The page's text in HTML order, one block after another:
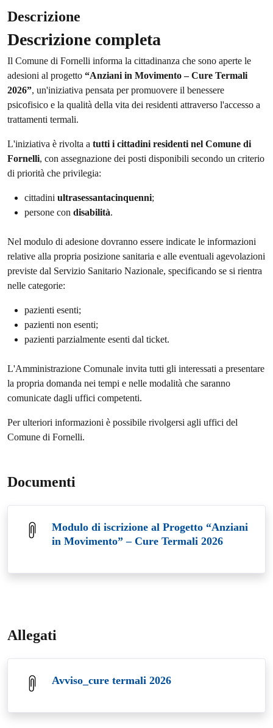
Descrizione
Descrizione completa
Il Comune di Fornelli informa la cittadinanza che sono aperte le
adesioni al progetto “Anziani in Movimento – Cure Termali
2026”, un'iniziativa pensata per promuovere il benessere
psicofisico e la qualità della vita dei residenti attraverso l'accesso a
trattamenti termali.
L'iniziativa è rivolta a tutti i cittadini residenti nel Comune di
Fornelli, con assegnazione dei posti disponibili secondo un criterio
di priorità che privilegia:
cittadini ultrasessantacinquenni;
persone con disabilità.
Nel modulo di adesione dovranno essere indicate le informazioni
relative alla propria posizione sanitaria e alle eventuali agevolazioni
previste dal Servizio Sanitario Nazionale, specificando se si rientra
nelle categorie:
pazienti esenti;
pazienti non esenti;
pazienti parzialmente esenti dal ticket.
L'Amministrazione Comunale invita tutti gli interessati a presentare
la propria domanda nei tempi e nelle modalità che saranno
comunicate dagli uffici competenti.
Per ulteriori informazioni è possibile rivolgersi agli uffici del
Comune di Fornelli.
Documenti
Modulo di iscrizione al Progetto “Anziani
in Movimento” – Cure Termali 2026
Allegati
Avviso_cure termali 2026